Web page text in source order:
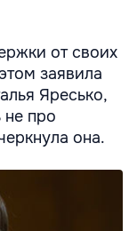
от своих
заявила
Яресько,
не про
она.